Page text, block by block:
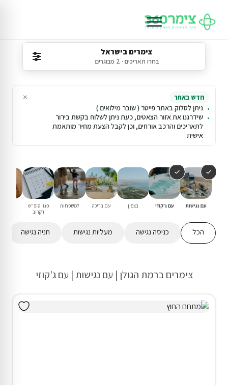
צימרים בישראל
בחרו תאריכים · 2 מבוגרים
חדש באתר
ניתן לסלוק באתר פייטר ( שובר מילואים )
שידרגנו את אזור הצאטים, כעת ניתן לשלוח בקשת בירור
לתאריכים והרכב אורחים, וכן לקבל הצעת מחיר מותאמת
אישית
×
עם נגישות עם ג'קוזי בצפון עם בריכה למשפחות
פנוי סופ"ש
הקרוב
הכל כניסה נגישה מעליות נגישות חניה נגישה
צימרים ברמת הגולן | עם נגישות | עם ג'קוזי